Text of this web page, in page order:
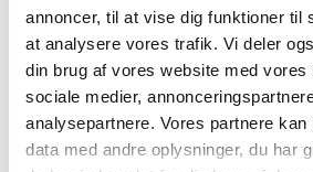
annoncer, til at vise dig funktioner til
at analysere vores trafik. Vi deler
din brug af vores website med vores
sociale medier,
analysepartnere. Vores partnere
data med andre oplysninger, du har
Trends
SE SENESTE INDLÆG
Din mediemonitorering taler nu direkte